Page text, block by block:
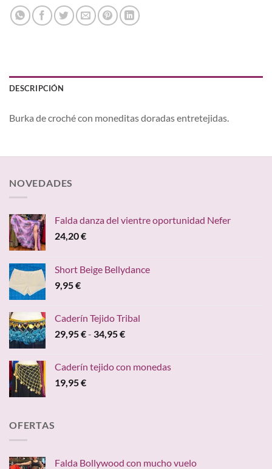
DESCRIPCIÓN
Burka de croché con moneditas doradas entretejidas.
NOVEDADES
Falda danza del vientre oportunidad Nefer
24,20€
Short Beige Bellydance
9,95€
Caderín Tejido Tribal
29,95€- 34,95€Rango
desde
Caderín tejido con monedas
19,95€
OFERTAS
Falda Bollywood con mucho vuelo